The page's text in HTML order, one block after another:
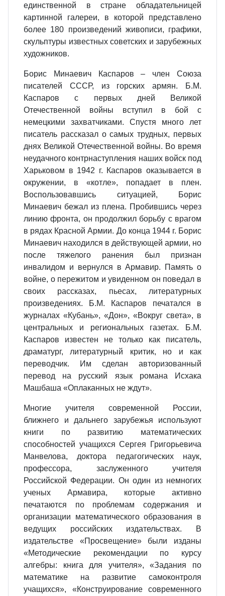
единственной в стране обладательницей
картинной галереи, в которой представлено
более 180 произведений живописи, графики,
скульптуры известных советских и зарубежных
художников.
Борис Минаевич Каспаров – член Союза
писателей СССР, из горских армян. Б.М.
Каспаров с первых дней Великой
Отечественной войны вступил в бой с
немецкими захватчиками. Спустя много лет
писатель рассказал о самых трудных, первых
днях Великой Отечественной войны. Во время
неудачного контрнаступления наших войск под
Харьковом в 1942 г. Каспаров оказывается в
окружении, в «котле», попадает в плен.
Воспользовавшись ситуацией, Борис
Минаевич бежал из плена. Пробившись через
линию фронта, он продолжил борьбу с врагом
в рядах Красной Армии. До конца 1944 г. Борис
Минаевич находился в действующей армии, но
после тяжелого ранения был признан
инвалидом и вернулся в Армавир. Память о
войне, о пережитом и увиденном он поведал в
своих рассказах, пьесах, литературных
произведениях. Б.М. Каспаров печатался в
журналах «Кубань», «Дон», «Вокруг света», в
центральных и региональных газетах. Б.М.
Каспаров известен не только как писатель,
драматург, литературный критик, но и как
переводчик. Им сделан авторизованный
перевод на русский язык романа Исхака
Машбаша «Оплаканных не ждут».
Многие учителя современной России,
ближнего и дальнего зарубежья используют
книги по развитию математических
способностей учащихся Сергея Григорьевича
Манвелова, доктора педагогических наук,
профессора, заслуженного учителя
Российской Федерации. Он один из немногих
ученых Армавира, которые активно
печатаются по проблемам содержания и
организации математического образования в
ведущих российских издательствах. В
издательстве «Просвещение» были изданы
«Методические рекомендации по курсу
алгебры: книга для учителя», «Задания по
математике на развитие самоконтроля
учащихся», «Конструирование современного